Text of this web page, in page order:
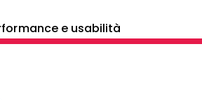
e usabilità